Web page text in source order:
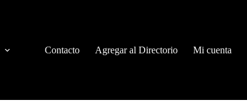
Contacto Agregar al Directorio Mi cuenta